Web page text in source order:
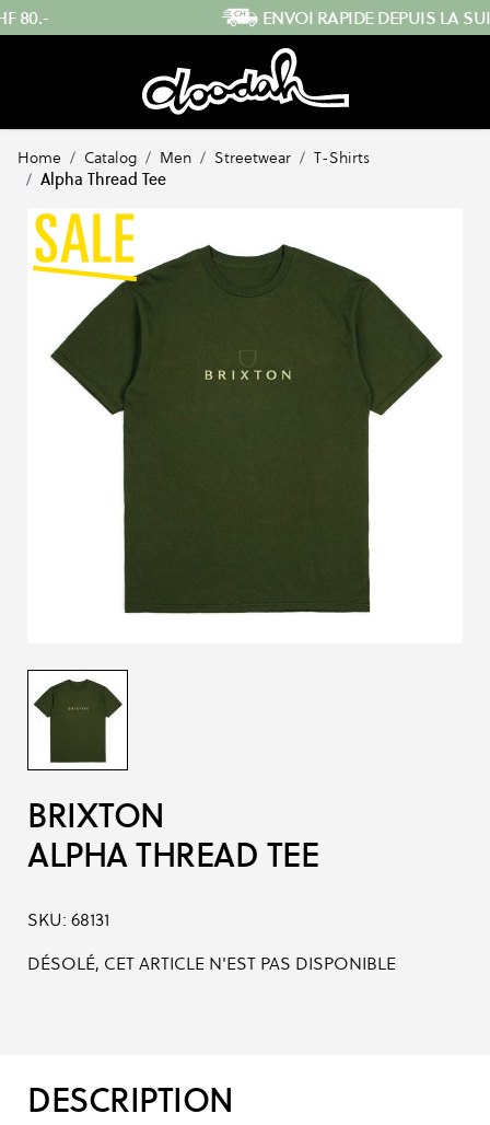
Skip to Content
ENVOI RAPIDE DEPUIS LA SUISSE
Home / Catalog / Men / Streetwear / T-Shirts
/ Alpha Thread Tee
BRIXTON
ALPHA THREAD TEE
SKU: 68131
DÉSOLÉ, CET ARTICLE N'EST PAS DISPONIBLE
DESCRIPTION